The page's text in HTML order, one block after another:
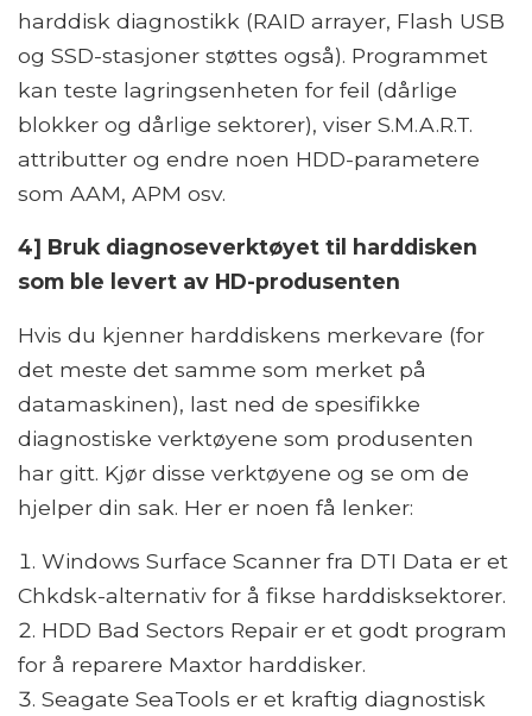
harddisk diagnostikk (RAID arrayer, Flash USB
og SSD-stasjoner støttes også). Programmet
kan teste lagringsenheten for feil (dårlige
blokker og dårlige sektorer), viser S.M.A.R.T.
attributter og endre noen HDD-parametere
som AAM, APM osv.
4] Bruk diagnoseverktøyet til harddisken
som ble levert av HD-produsenten
Hvis du kjenner harddiskens merkevare (for
det meste det samme som merket på
datamaskinen), last ned de spesifikke
diagnostiske verktøyene som produsenten
har gitt. Kjør disse verktøyene og se om de
hjelper din sak. Her er noen få lenker:
Windows Surface Scanner fra DTI Data er et
Chkdsk-alternativ for å fikse harddisksektorer.
HDD Bad Sectors Repair er et godt program
for å reparere Maxtor harddisker.
Seagate SeaTools er et kraftig diagnostisk